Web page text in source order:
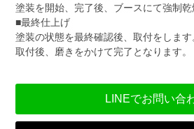
塗装を開始、完了後、ブースにて強制乾
■最終仕上げ
塗装の状態を最終確認後、取付をします
取付後、磨きをかけて完了となります。
LINEでお問い合